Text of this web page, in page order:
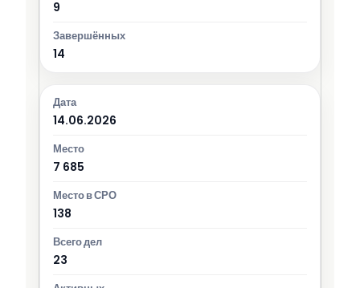
9
14
14.06.2026
7 685
138
23